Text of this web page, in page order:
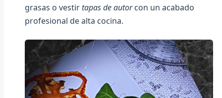
grasas o vestir tapas de autorcon un acabado
profesional de alta cocina.